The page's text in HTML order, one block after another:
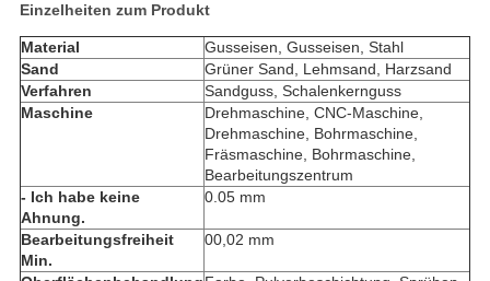
Einzelheiten zum Produkt
Material
Gusseisen, Gusseisen, Stahl
Sand
Grüner Sand, Lehmsand, Harzsand
Verfahren
Sandguss, Schalenkernguss
Maschine
Drehmaschine, CNC-Maschine,
Drehmaschine, Bohrmaschine,
Fräsmaschine, Bohrmaschine,
Bearbeitungszentrum
- Ich habe keine
Ahnung.
0.05 mm
Bearbeitungsfreiheit
Min.
00,02 mm